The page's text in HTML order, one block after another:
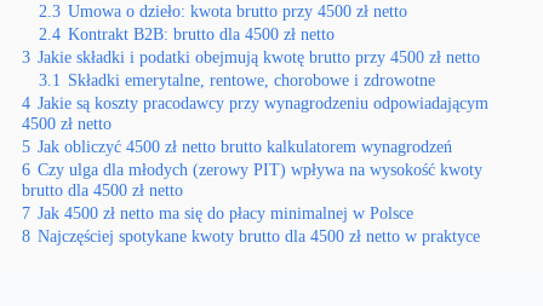
2.3 Umowa o dzieło: kwota brutto przy 4500 zł netto
2.4 Kontrakt B2B: brutto dla 4500 zł netto
3 Jakie składki i podatki obejmują kwotę brutto przy 4500 zł netto
3.1 Składki emerytalne, rentowe, chorobowe i zdrowotne
4 Jakie są koszty pracodawcy przy wynagrodzeniu odpowiadającym
4500 zł netto
5 Jak obliczyć 4500 zł netto brutto kalkulatorem wynagrodzeń
6 Czy ulga dla młodych (zerowy PIT) wpływa na wysokość kwoty
brutto dla 4500 zł netto
7 Jak 4500 zł netto ma się do płacy minimalnej w Polsce
8 Najczęściej spotykane kwoty brutto dla 4500 zł netto w praktyce